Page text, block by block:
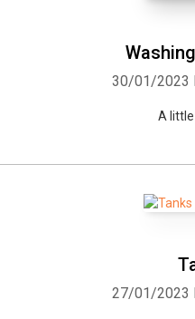
30/01/2023
A little
27/01/2023